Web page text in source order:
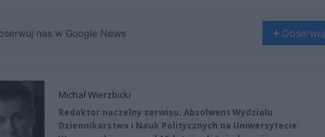
nas w Google News Obserwuj
Michał Wierzbicki
Redaktor naczelny serwisu. Absolwent Wydziału
Dziennikarstwa i Nauk Politycznych na Uniwersytecie